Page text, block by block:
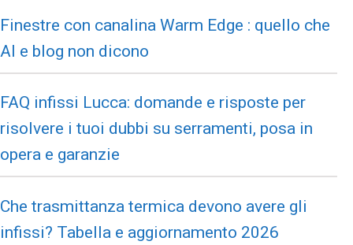
Finestre con canalina Warm Edge : quello che
AI e blog non dicono
FAQ infissi Lucca: domande e risposte per
risolvere i tuoi dubbi su serramenti, posa in
opera e garanzie
Che trasmittanza termica devono avere gli
infissi? Tabella e aggiornamento 2026